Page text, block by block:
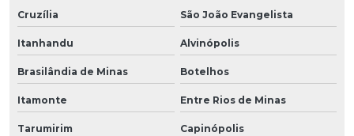
Cruzília São João Evangelista
Itanhandu Alvinópolis
Brasilândia de Minas Botelhos
Itamonte Entre Rios de Minas
Tarumirim Capinópolis